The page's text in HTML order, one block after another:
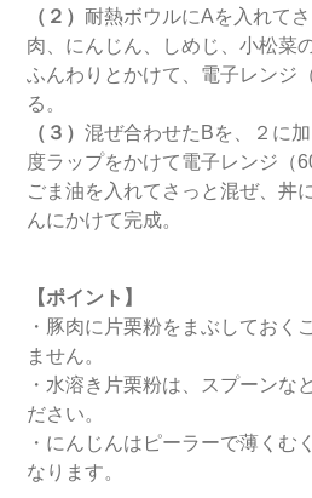
（２） 耐熱ボウルにAを入れて
肉、にんじん、しめじ、小松菜
ふんわりとかけて、電子レンジ
る。
（３）混ぜ合わせたBを、２に
度ラップをかけて電子レンジ（
ごま油を入れてさっと混ぜ、丼
んにかけて完成。
【ポイント】
・豚肉に片栗粉をまぶしておく
ません。
・水溶き片栗粉は、スプーンな
ださい。
・にんじんはピーラーで薄くむ
なります。